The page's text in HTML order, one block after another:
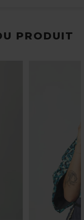
PRODUIT